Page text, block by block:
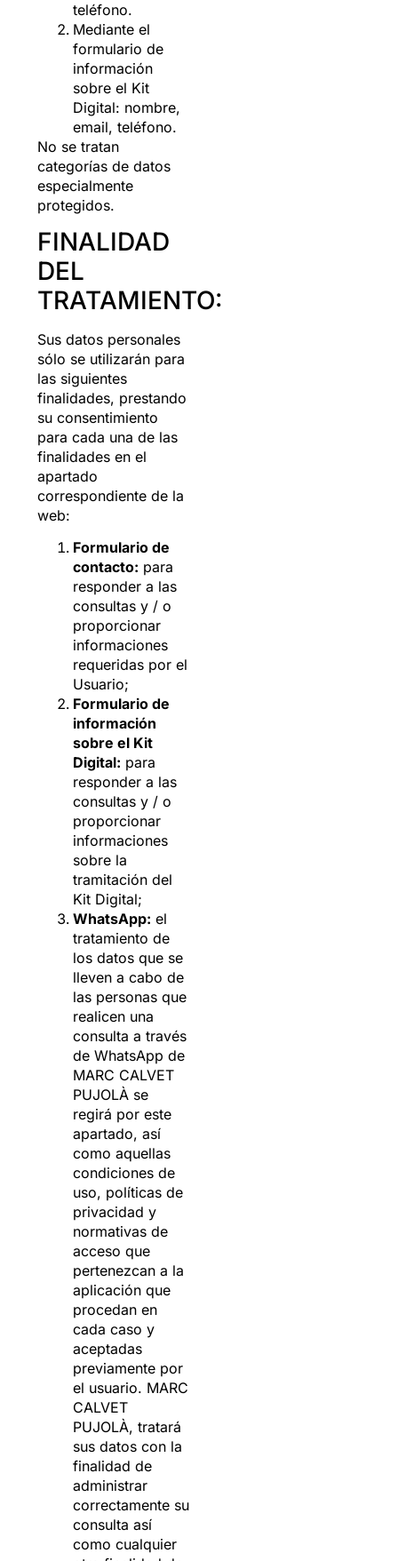
teléfono.
Mediante el
formulario de
información
sobre el Kit
Digital: nombre,
email, teléfono.
No se tratan
categorías de datos
especialmente
protegidos.
FINALIDAD
DEL
TRATAMIENTO:
Sus datos personales
sólo se utilizarán para
las siguientes
finalidades, prestando
su consentimiento
para cada una de las
finalidades en el
apartado
correspondiente de la
web:
Formulario de
contacto: para
responder a las
consultas y / o
proporcionar
informaciones
requeridas por el
Usuario;
Formulario de
información
sobre el Kit
Digital: para
responder a las
consultas y / o
proporcionar
informaciones
sobre la
tramitación del
Kit Digital;
WhatsApp: el
tratamiento de
los datos que se
lleven a cabo de
las personas que
realicen una
consulta a través
de WhatsApp de
MARC CALVET
PUJOLÀ se
regirá por este
apartado, así
como aquellas
condiciones de
uso, políticas de
privacidad y
normativas de
acceso que
pertenezcan a la
aplicación que
procedan en
cada caso y
aceptadas
previamente por
el usuario. MARC
CALVET
PUJOLÀ, tratará
sus datos con la
finalidad de
administrar
correctamente su
consulta así
como cualquier